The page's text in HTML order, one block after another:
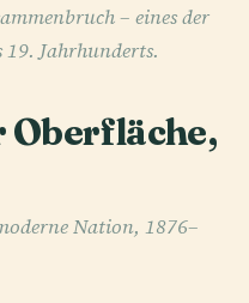
– eines der
19. Jahrhunderts.
Oberfläche,
Nation, 1876–